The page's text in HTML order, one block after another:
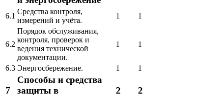
6.1
Средства контроля,
измерений и учёта.
1 1
6.2
Порядок обслуживания,
контроля, проверок и
ведения технической
документации.
1 1
6.3 Энергосбережение. 1 1
7
Способы и средства
защиты в
2 2